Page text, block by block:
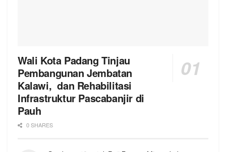
Wali Kota Padang Tinjau
Pembangunan Jembatan
Kalawi, dan Rehabilitasi
Infrastruktur Pascabanjir di
Pauh
0 SHARES